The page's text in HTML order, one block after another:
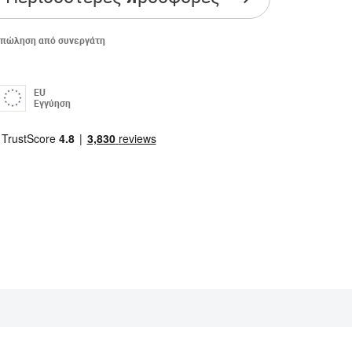
πώληση από συνεργάτη
EU
Εγγύηση